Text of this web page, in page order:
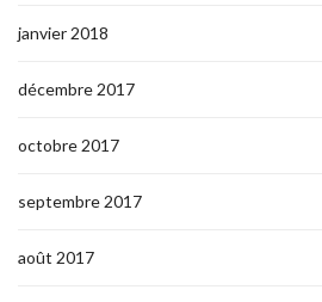
janvier 2018
décembre 2017
octobre 2017
septembre 2017
août 2017